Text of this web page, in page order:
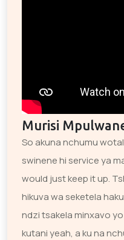
Murisi
So akuna nchumu
swinene hi service ya
would just keep it up.
hikuva wa seketela
ndzi tsakela minxavo
kutani yeah, a ku na